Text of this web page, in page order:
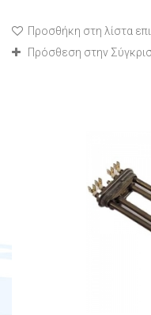
Προσθήκη στη λίστα
Πρόσθεση στην